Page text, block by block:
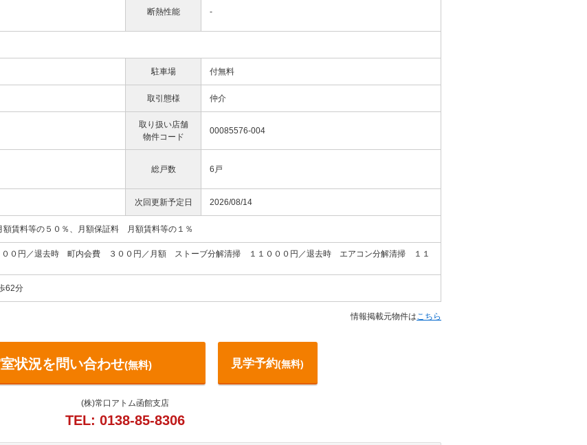
断熱性能 -
駐車場 付無料
取引態様 仲介
取り扱い店舗
物件コード
00085576-004
総戸数 6戸
次回更新予定日 2026/08/14
賃料等の５０％、月額保証料 月額賃料等の１％
０円／退去時 町内会費 ３００円／月額 ストーブ分解清掃 １１０００円／退去時 エアコン分解清掃 １１
62分
情報掲載元物件はこちら
状況を問い合わせ(無料) 見学予約(無料)
(株)常口アトム函館支店
TEL: 0138-85-8306